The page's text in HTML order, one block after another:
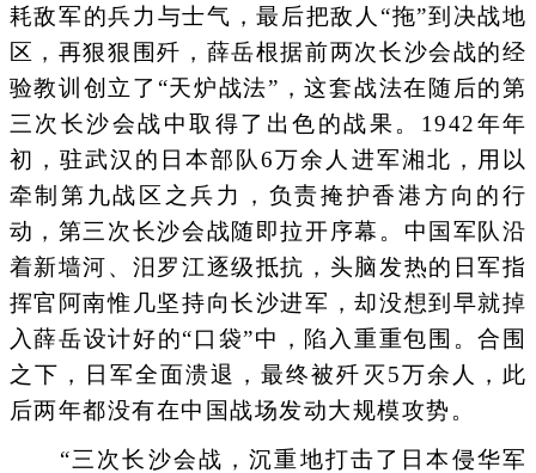
耗敌军的兵力与士气，最后把敌人“拖”到决战地
区，再狠狠围歼，薛岳根据前两次长沙会战的经
验教训创立了“天炉战法”，这套战法在随后的第
三次长沙会战中取得了出色的战果。1942年年
初，驻武汉的日本部队6万余人进军湘北，用以
牵制第九战区之兵力，负责掩护香港方向的行
动，第三次长沙会战随即拉开序幕。中国军队沿
着新墙河、汨罗江逐级抵抗，头脑发热的日军指
挥官阿南惟几坚持向长沙进军，却没想到早就掉
入薛岳设计好的“口袋”中，陷入重重包围。合围
之下，日军全面溃退，最终被歼灭5万余人，此
后两年都没有在中国战场发动大规模攻势。
“三次长沙会战，沉重地打击了日本侵华军